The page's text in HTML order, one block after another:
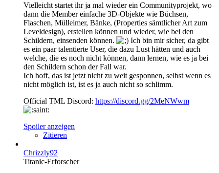
Vielleicht startet ihr ja mal wieder ein Communityprojekt, wo
dann die Member einfache 3D-Objekte wie Büchsen,
Flaschen, Mülleimer, Bänke, (Properties sämtlicher Art zum
Leveldesign), erstellen können und wieder, wie bei den
Schildern, einsenden können.
Ich bin mir sicher, da gibt
es ein paar talentierte User, die dazu Lust hätten und auch
welche, die es noch nicht können, dann lernen, wie es ja bei
den Schildern schon der Fall war.
Ich hoff, das ist jetzt nicht zu weit gesponnen, selbst wenn es
nicht möglich ist, ist es ja auch nicht so schlimm.
Official TML Discord: https://discord.gg/2MeNWwm
Spoiler anzeigen
Zitieren
Chrizzly92
Titanic-Erforscher